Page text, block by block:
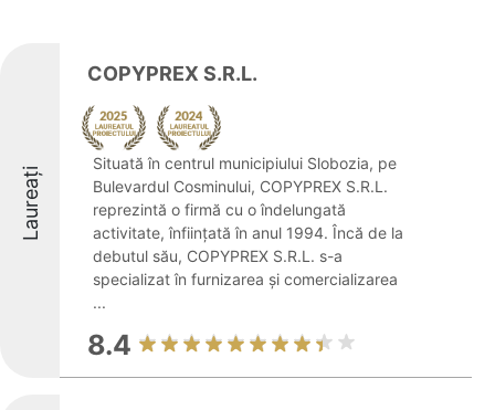
Laureați
COPYPREX S.R.L.
Situată în centrul municipiului Slobozia, pe
Bulevardul Cosminului, COPYPREX S.R.L.
reprezintă o firmă cu o îndelungată
activitate, înființată în anul 1994. Încă de la
debutul său, COPYPREX S.R.L. s-a
specializat în furnizarea și comercializarea
...
8.4